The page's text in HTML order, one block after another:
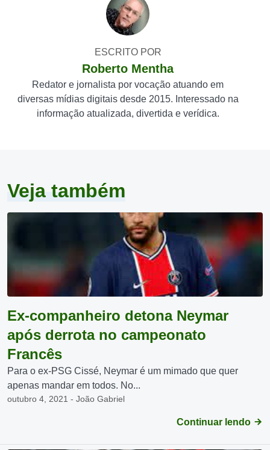
ESCRITO POR
Roberto Mentha
Redator e jornalista por vocação atuando em
diversas mídias digitais desde 2015. Interessado na
informação atualizada, divertida e verídica.
Veja também
Ex-companheiro detona Neymar
após derrota no campeonato
Francês
Para o ex-PSG Cissé, Neymar é um mimado que quer
apenas mandar em todos. No...
outubro 4, 2021 - João Gabriel
Continuar lendo